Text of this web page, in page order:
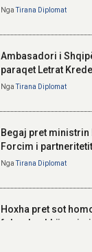
Nga Tirana Diplomat
Ambasadori i
paraqet Letrat
Nga Tirana Diplomat
Begaj pret
Forcim i
Nga Tirana Diplomat
Hoxha pret sot
fokus bashkëpunimi